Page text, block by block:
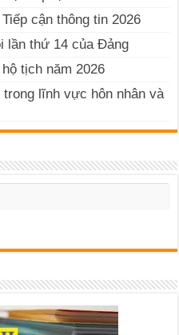
cận thông tin 2026
lần thứ 14 của Đảng
tịch năm 2026
lĩnh vực hôn nhân và